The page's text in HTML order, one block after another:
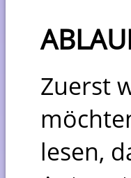
Zuerst
lesen,